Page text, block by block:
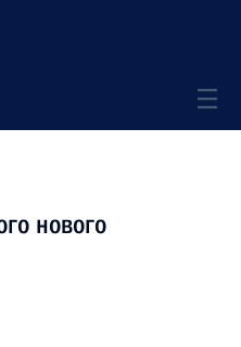
нового